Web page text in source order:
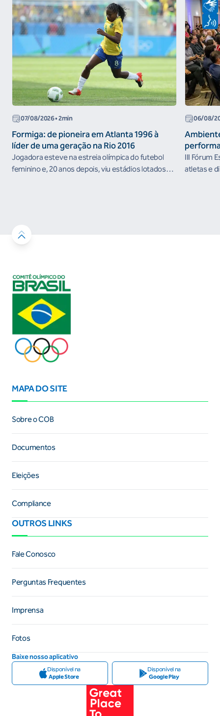
07/08/2026• 2min
Formiga: de pioneira em Atlanta 1996 à
líder de uma geração na Rio 2016
Jogadora esteve na estreia olímpica do futebol
feminino e, 20 anos depois, viu estádios lotados
06/08/
III Fórum
atletas e
MAPA DO SITE
Sobre o COB
Documentos
Eleições
Compliance
OUTROS LINKS
Fale Conosco
Perguntas Frequentes
Imprensa
Fotos
Baixe nosso aplicativo
Disponível na
Apple Store
Disponível na
Google Play